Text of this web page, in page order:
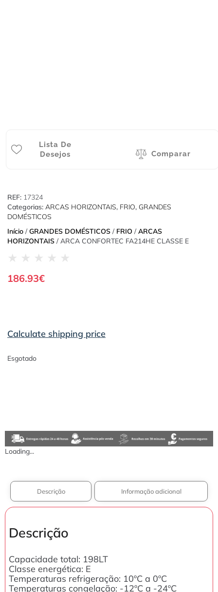
Lista De
Desejos
Comparar
REF: 17324
Categorias: ARCAS HORIZONTAIS, FRIO, GRANDES
DOMÉSTICOS
Início / GRANDES DOMÉSTICOS / FRIO / ARCAS
HORIZONTAIS / ARCA CONFORTEC FA214HE CLASSE E
★ ★ ★ ★ ★
186.93€
Calculate shipping price
Esgotado
Loading...
Descrição Informação adicional
Descrição
Capacidade total: 198LT
Classe energética: E
Temperaturas refrigeração: 10ºC a 0ºC
Temperaturas congelação: -12ºC a -24ºC